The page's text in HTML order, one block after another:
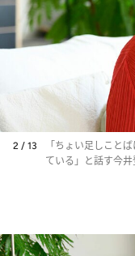
2 / 13
「ちょい足しこと
ている」と話す今井